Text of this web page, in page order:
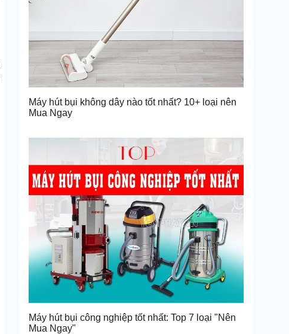
Máy hút bụi không dây nào tốt nhất? 10+ loại nên
Mua Ngay
Máy hút bụi công nghiệp tốt nhất: Top 7 loại "Nên
Mua Ngay"